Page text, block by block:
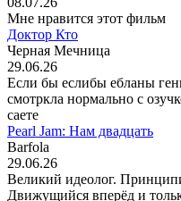
Мне нравится этот фильм
Доктор Кто
Черная Мечница
29.06.26
Если бы еслибы ебланы
смотркла нормально с
саете
Pearl Jam: Нам двадцать
Barfola
29.06.26
Великий идеолог.
Движущийся вперёд и